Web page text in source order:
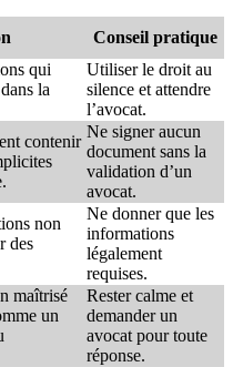
Conseil pratique
qui
la
Utiliser le droit au
silence et attendre
l’avocat.
contenir
Ne signer aucun
document sans la
validation d’un
avocat.
non
des
Ne donner que les
informations
légalement
requises.
maîtrisé
un
Rester calme et
demander un
avocat pour toute
réponse.